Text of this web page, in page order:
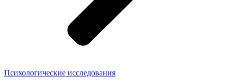
Психологические исследования